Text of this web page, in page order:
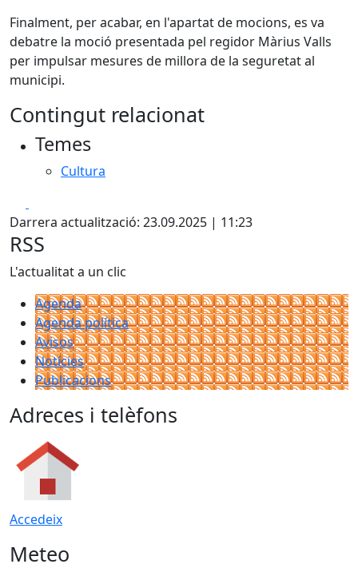
Finalment, per acabar, en l'apartat de mocions, es va
debatre la moció presentada pel regidor Màrius Valls
per impulsar mesures de millora de la seguretat al
municipi.
Contingut relacionat
Temes
Cultura
Darrera actualització: 23.09.2025 | 11:23
RSS
L'actualitat a un clic
Agenda
Agenda política
Avisos
Notícies
Publicacions
Adreces i telèfons
Accedeix
Meteo